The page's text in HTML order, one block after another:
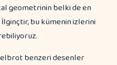
geometrinin belki de en
bu kümenin izlerini
benzeri desenler